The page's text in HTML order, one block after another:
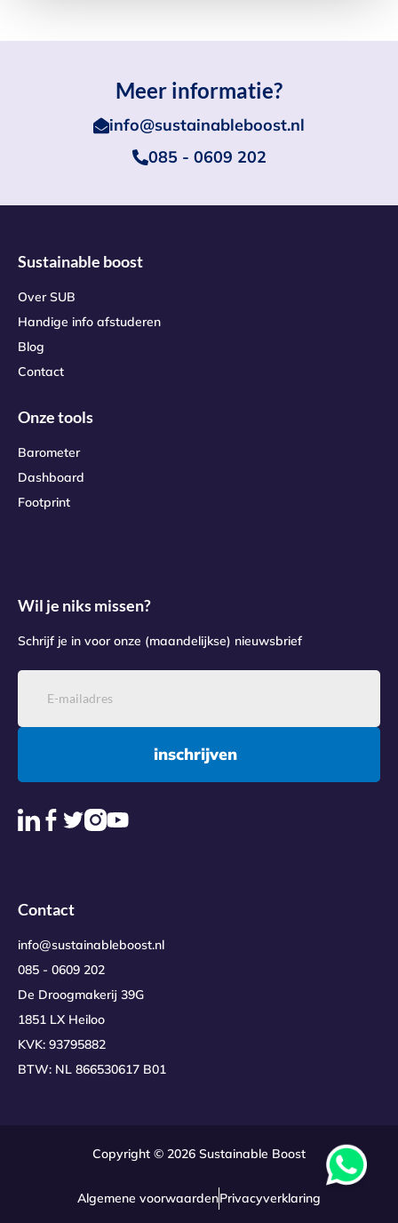
Meer informatie?
info@sustainableboost.nl
085 - 0609 202
Sustainable boost
Over SUB
Handige info afstuderen
Blog
Contact
Onze tools
Barometer
Dashboard
Footprint
Wil je niks missen?
Schrijf je in voor onze (maandelijkse) nieuwsbrief
inschrijven
Contact
info@sustainableboost.nl
085 - 0609 202
De Droogmakerij 39G
1851 LX Heiloo
KVK: 93795882
BTW: NL 866530617 B01
Copyright © 2026 Sustainable Boost
Algemene voorwaardenPrivacyverklaring